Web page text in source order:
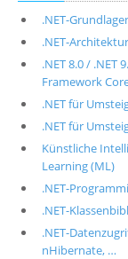
.NET-
.NET-
.NET 8.0 / .NET
Framework
.NET für
.NET für
Künstliche
Learning (ML)
.NET-
.NET-
.NET-
nHibernate, …